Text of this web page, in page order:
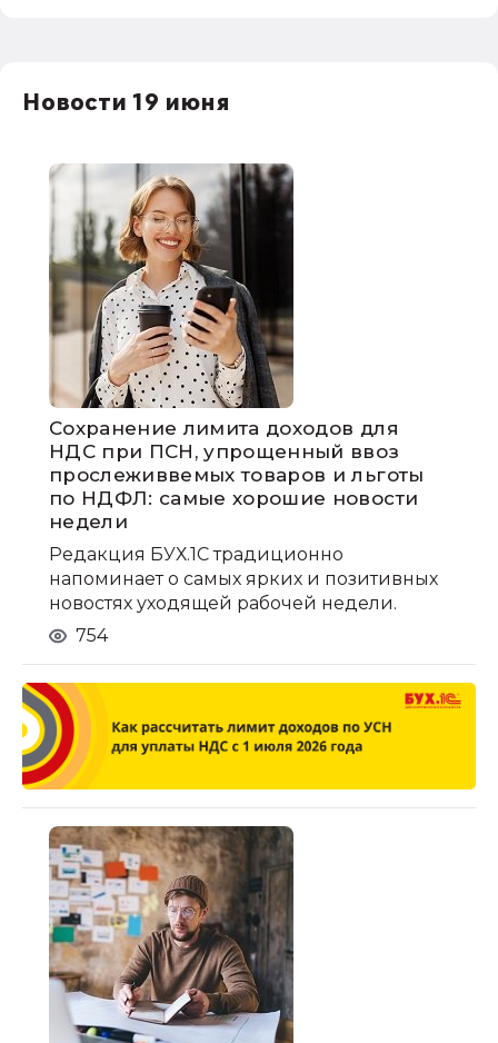
Новости 19 июня
Сохранение лимита доходов для
НДС при ПСН, упрощенный ввоз
прослеживвемых товаров и льготы
по НДФЛ: самые хорошие новости
недели
Редакция БУХ.1С традиционно
напоминает о самых ярких и позитивных
новостях уходящей рабочей недели.
754